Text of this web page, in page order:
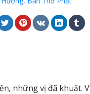
những vị đã khuất.